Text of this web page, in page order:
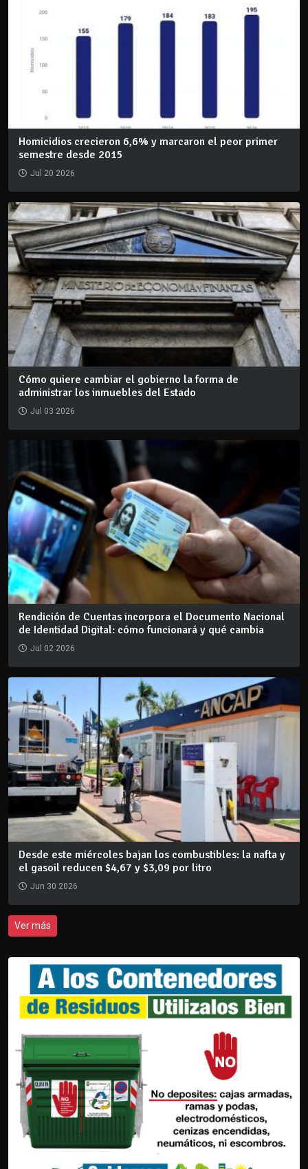
Homicidios crecieron 6,6% y marcaron el peor primer
semestre desde 2015
Jul 20 2026
Cómo quiere cambiar el gobierno la forma de
administrar los inmuebles del Estado
Jul 03 2026
Rendición de Cuentas incorpora el Documento Nacional
de Identidad Digital: cómo funcionará y qué cambia
Jul 02 2026
Desde este miércoles bajan los combustibles: la nafta y
el gasoil reducen $4,67 y $3,09 por litro
Jun 30 2026
Ver más